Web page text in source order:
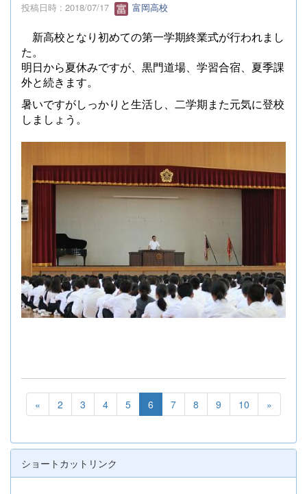
投稿日時 : 2018/07/17 富岡高校
新高校となり初めての第一学期終業式が行われまし
た。
明日から夏休みですが、黒門道場、学習合宿、夏季課
外と続きます。
暑いですがしっかりと生活し、二学期また元気に登校
しましょう。
« 2 3 4 5 6 7 8 9 10 »
ショートカットリンク